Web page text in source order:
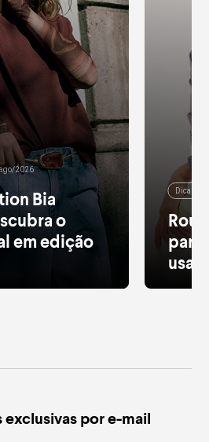
2026
Bia
o
em edição
estampado, pied
com pedras
à nova Special
Dicas de
para
usar
exclusivas por e-mail